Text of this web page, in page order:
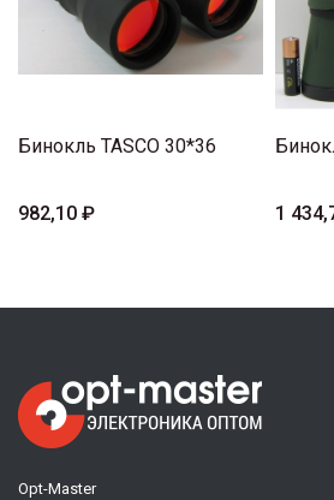
Бинокль TASCO 30*36
982,10 ₽ 1
Opt-Master